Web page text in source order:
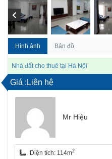
Hình ảnh Bản đồ
Nhà đất cho thuê tại Hà Nội
Giá :Liên hệ
Mr Hiệu
Diện tích: 114m2